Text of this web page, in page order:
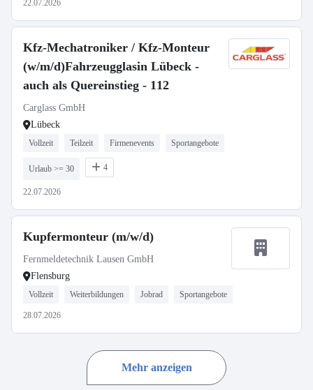
22.07.2026
Kfz-Mechatroniker / Kfz-Monteur
(w/m/d)Fahrzeugglasin Lübeck -
auch als Quereinstieg - 112
Carglass GmbH
Lübeck
Vollzeit Teilzeit Firmenevents Sportangebote
Urlaub >= 30 4
22.07.2026
Kupfermonteur (m/w/d)
Fernmeldetechnik Lausen GmbH
Flensburg
Vollzeit Weiterbildungen Jobrad Sportangebote
28.07.2026
Mehr anzeigen